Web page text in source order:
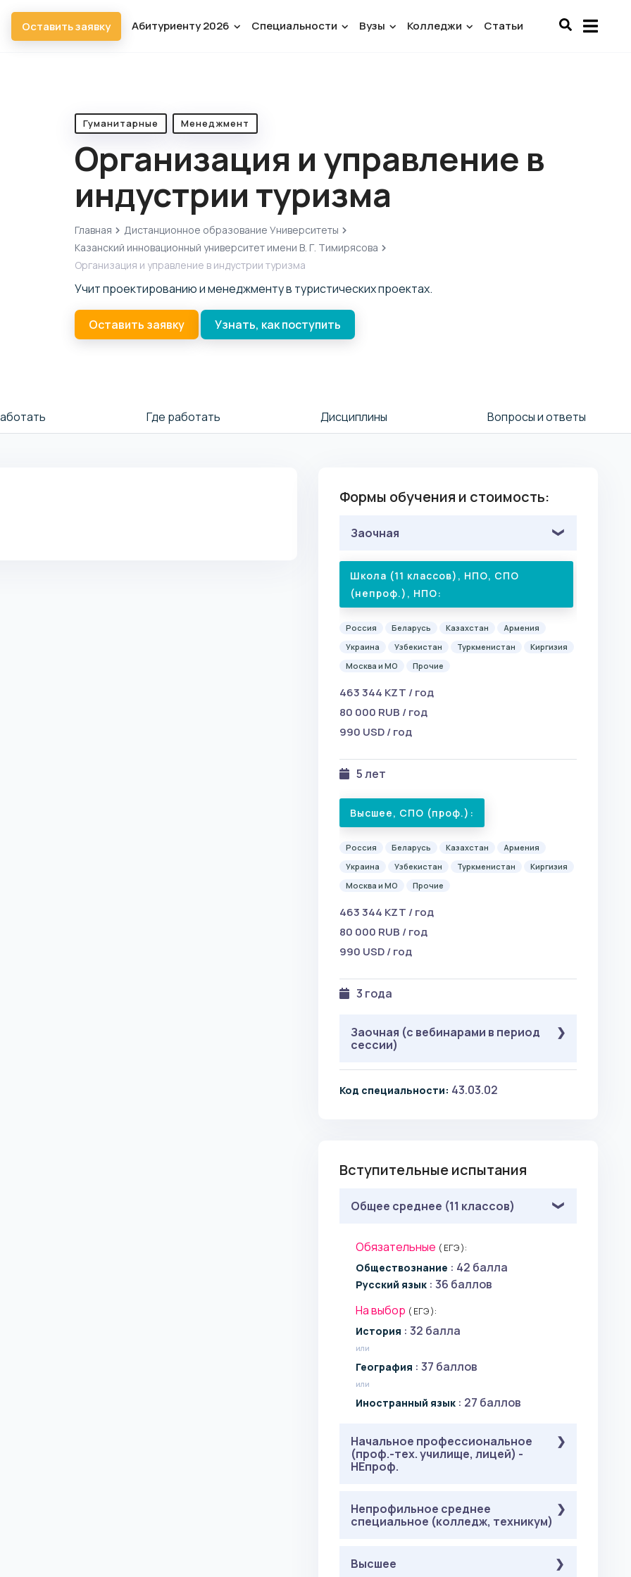
Оставить заявку Абитуриенту 2026 Специальности Вузы Колледжи Статьи
Гуманитарные Менеджмент
Организация и управление в
индустрии туризма
Главная
Дистанционное образование Университеты
Казанский инновационный университет имени В. Г. Тимирясова
Организация и управление в индустрии туризма
Учит проектированию и менеджменту в туристических проектах.
Оставить заявку Узнать, как поступить
Где работать Дисциплины Вопросы и ответы
Формы обучения и стоимость:
Заочная
Школа (11 классов), НПО, СПО
(непроф.), НПО:
Россия Беларусь Казахстан
Армения
Украина
Узбекистан Туркменистан
Киргизия
Москва и МО
Прочие
463 344 KZT / год
80 000 RUB / год
990 USD / год
5 лет
Высшее, СПО (проф.):
Россия Беларусь Казахстан
Армения
Украина
Узбекистан Туркменистан
Киргизия
Москва и МО
Прочие
463 344 KZT / год
80 000 RUB / год
990 USD / год
3 года
Заочная (с вебинарами в период
сессии)
Школа (11 классов), НПО, СПО
Москва и МО
Прочие
463 344 KZT / год
990 USD / год
5 лет
Высшее, СПО (проф.):
Прочие
80 000 RUB / год
990 USD / год
3 года
Код специальности: 43.03.02
Вступительные испытания
Общее среднее (11 классов)
Обязательные ( ЕГЭ ):
Обществознание : 42 балла
Русский язык : 36 баллов
На выбор ( ЕГЭ ):
История : 32 балла
или
География : 37 баллов
или
Иностранный язык : 27 баллов
Начальное профессиональное
(проф.-тех. училище, лицей) -
НЕпроф.
Обязательные ( ЕГЭ ):
Обществознание: 42 балла
На выбор
Непрофильное среднее
специальное (колледж, техникум)
Обязательные
Высшее